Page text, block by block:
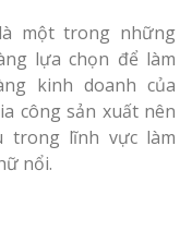
một trong những
lựa chọn để làm
kinh doanh của
công sản xuất nên
trong lĩnh vực làm
nổi.
Thi công
cáo Thuận
Dương